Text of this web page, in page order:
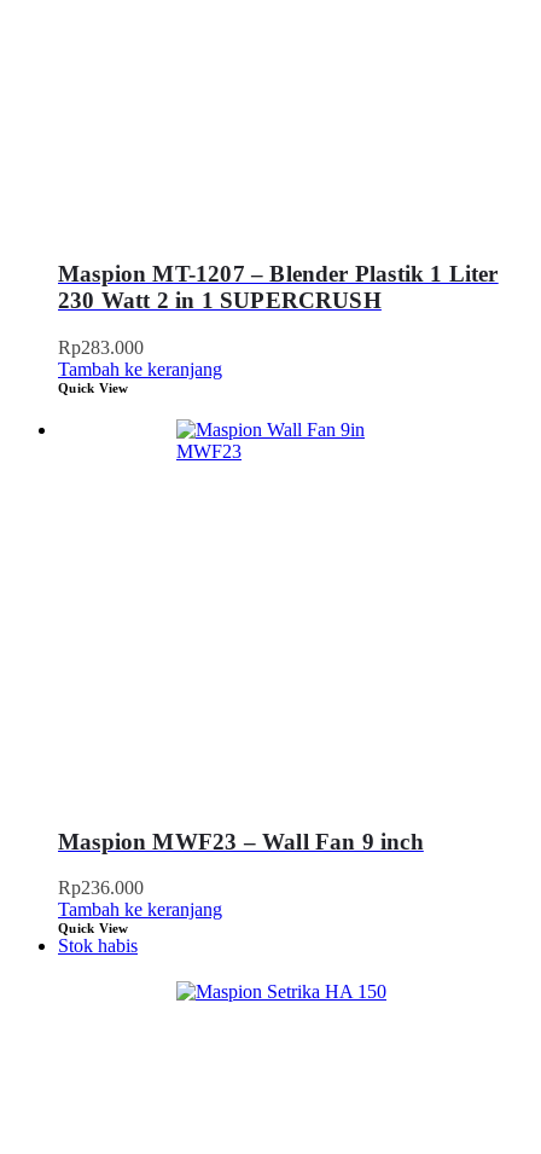
Maspion MT-1207 – Blender Plastik 1 Liter
230 Watt 2 in 1 SUPERCRUSH
Rp283.000
Tambah ke keranjang
Quick View
Maspion MWF23 – Wall Fan 9 inch
Rp236.000
Tambah ke keranjang
Quick View
Stok habis